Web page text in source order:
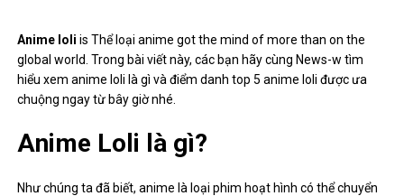
Anime loliisThể loại anime got the mind of more than on the
global world. Trong bài viết này, các bạn hãy cùng News-w tìm
hiểu xem anime loli là gì và điểm danh top 5 anime loli được ưa
chuộng ngay từ bây giờ nhé.
Anime Loli là gì?
Như chúng ta đã biết, anime là loại phim hoạt hình có thể chuyển